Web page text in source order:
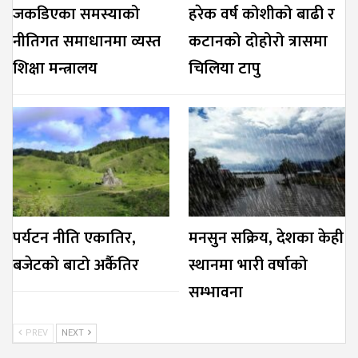
जकडिएका समस्याको
नीतिगत समाधानमा व्यस्त
शिक्षा मन्त्रालय
हरेक वर्ष कोशीको बाढी र
कटानको दोहोरो त्रासमा
चिलिया टापु
पर्यटन नीति एकातिर,
बजेटको बाटो अर्कैतिर
मनसुन सक्रिय, देशका केही
स्थानमा भारी वर्षाको
सम्भावना
PREV NEXT